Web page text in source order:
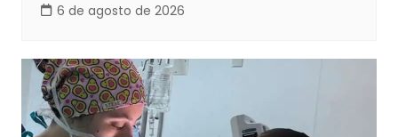
6 de agosto de 2026